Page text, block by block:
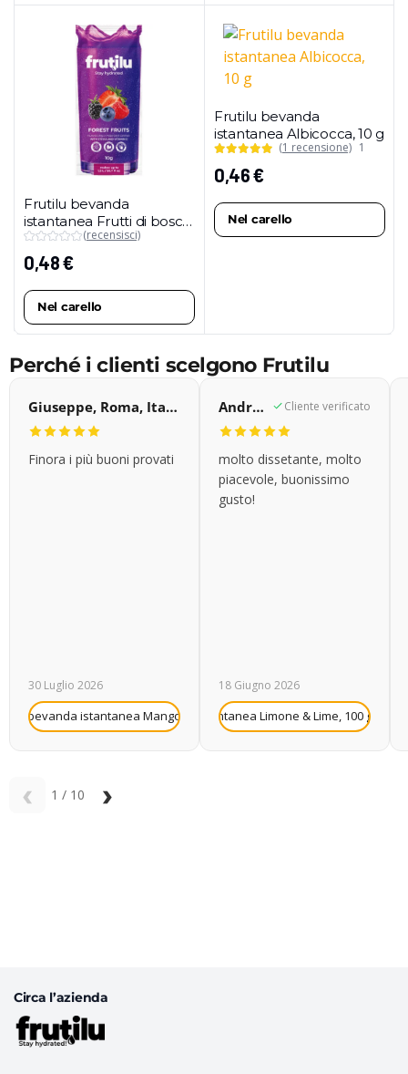
Frutilu bevanda
istantanea Frutti di bosco,
10 g
(recensisci)
0,48€
Nel carello
Frutilu bevanda
istantanea Albicocca, 10 g
(1 recensione) 1
0,46€
Nel carello
Perché i clienti scelgono Frutilu
Giuseppe, Roma, Italia
Finora i più buoni provati
30 Luglio 2026
bevanda istantanea Mango, 10 g
Andrea, Gemona del Friuli, Italia Cliente verificato
molto dissetante, molto
piacevole, buonissimo
gusto!
18 Giugno 2026
Frutilu bevanda istantanea Limone & Lime, 100 g
Frutilu bevanda
‹ 1 / 10 ›
Circa l’azienda